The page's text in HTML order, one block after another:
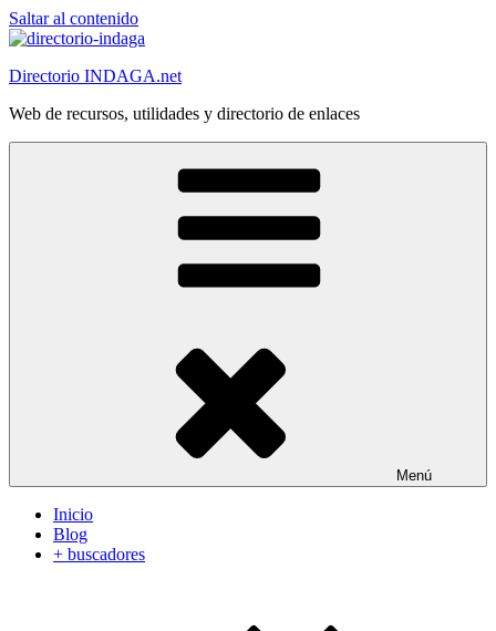
Saltar al contenido
Directorio INDAGA.net
Web de recursos, utilidades y directorio de enlaces
Menú
Inicio
Blog
+ buscadores